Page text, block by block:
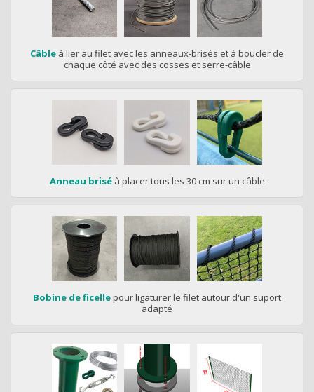
Câble à lier au filet avec les anneaux-brisés et à boucler de
chaque côté avec des cosses et serre-câble
Anneau briséà placer tous les 30 cm sur un câble
Bobine de ficellepour ligaturer le filet autour d'un suport
adapté